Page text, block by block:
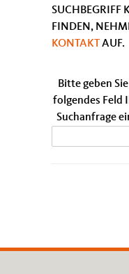
UCHBEGRIFF
INDEN,
KONTAKT
AUF.
Bitte geben
folgendes Feld
Suchanfrage